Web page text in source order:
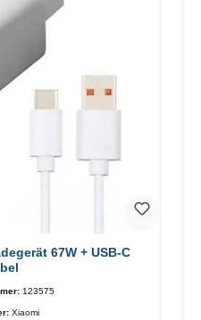
67W + USB-C
123575
Xiaomi